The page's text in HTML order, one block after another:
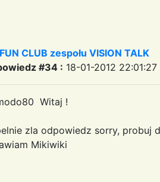
CLUB zespołu VISION TALK
#34 : 18-01-2012 22:01:27
Witaj !
zla odpowiedz sorry, probuj
Mikiwiki